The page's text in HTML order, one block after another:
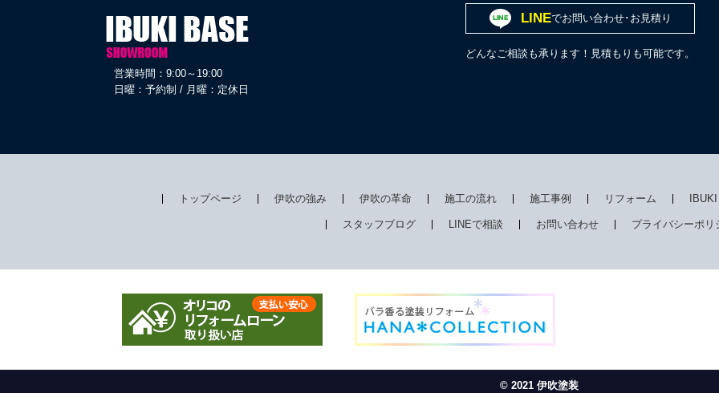
営業時間：9:00～19:00
日曜：予約制 / 月曜：定休日
LINEでお問い合わせ･お見積り
どんなご相談も承ります！見積もりも可能です。
トップページ 伊吹の強み 伊吹の革命 施工の流れ 施工事例 リフォーム
スタッフブログ LINEで相談 お問い合わせ プライバシーポリ
© 2021 伊吹塗装